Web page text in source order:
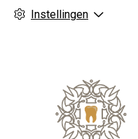
Instellingen